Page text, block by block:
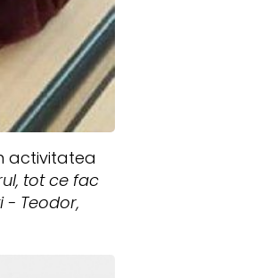
activitatea
tot ce fac
- Teodor,